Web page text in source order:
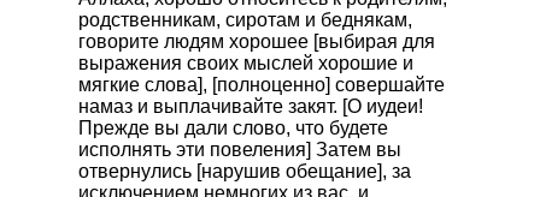
родственникам, сиротам и беднякам,
говорите людям хорошее [выбирая для
выражения своих мыслей хорошие и
мягкие слова], [полноценно] совершайте
намаз и выплачивайте закят. [О иудеи!
Прежде вы дали слово, что будете
исполнять эти повеления] Затем вы
отвернулись [нарушив обещание], за
исключением немногих из вас, и